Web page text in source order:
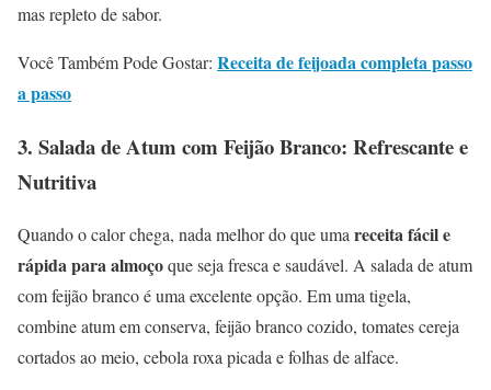
mas repleto de sabor.
Você Também Pode Gostar: Receita de feijoada completa passo
a passo
3. Salada de Atum com Feijão Branco: Refrescante e
Nutritiva
Quando o calor chega, nada melhor do que umareceita fácil e
rápida para almoçoque seja fresca e saudável. A salada de atum
com feijão branco é uma excelente opção. Em uma tigela,
combine atum em conserva, feijão branco cozido, tomates cereja
cortados ao meio, cebola roxa picada e folhas de alface.